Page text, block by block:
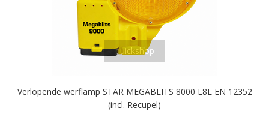
quickshop
Verlopende werflamp STAR MEGABLITS 8000 L8L EN 12352
(incl. Recupel)